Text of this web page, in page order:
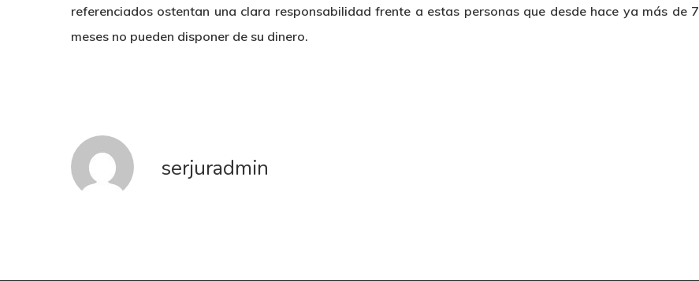
referenciados ostentan una clara responsabilidad frente a estas personas que desde hace ya más de 7
meses no pueden disponer de su dinero.
serjuradmin